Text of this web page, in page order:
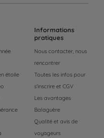
étoile
Informations
pratiques
Nous contacter, nous
rencontrer
Toutes les infos pour
s'inscrire et CGV
Les avantages
Balaguère
Qualité et avis de
voyageurs